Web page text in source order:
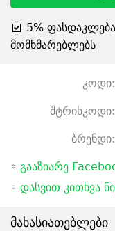
5%
მომხმარებლებს
კოდი:
შტრიხკოდი:
ბრენდი:
◦ გააზიარე
◦ დასვით კითხვა
მახასიათებლები